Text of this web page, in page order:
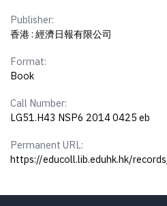
Publisher:
香港 : 經濟日報有限公司
Format:
Book
Call Number:
LG51.H43 NSP6 2014 0425 eb
Permanent URL:
https://educoll.lib.eduhk.hk/